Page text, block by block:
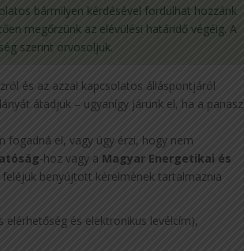
bármilyen kérdésével fordulhat hozzánk
megőrzünk az elévülési határidő végéig. A
szerint orvosoljuk.
és az azzal kapcsolatos álláspontjáról
átadjuk – ugyanígy járunk el, ha a panasz
fogadná el, vagy úgy érzi, hogy nem
-hoz vagy a Magyar Energetikai és
benyújtott kérelmének tartalmaznia
és elektronikus levélcím),